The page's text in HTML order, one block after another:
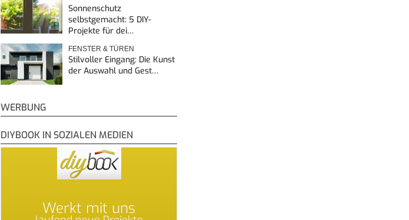
Sonnenschutz
selbstgemacht: 5 DIY-
Projekte für dei…
FENSTER & TÜREN
Stilvoller Eingang: Die Kunst
der Auswahl und Gest…
WERBUNG
DIYBOOK IN SOZIALEN MEDIEN
Werkt mit uns